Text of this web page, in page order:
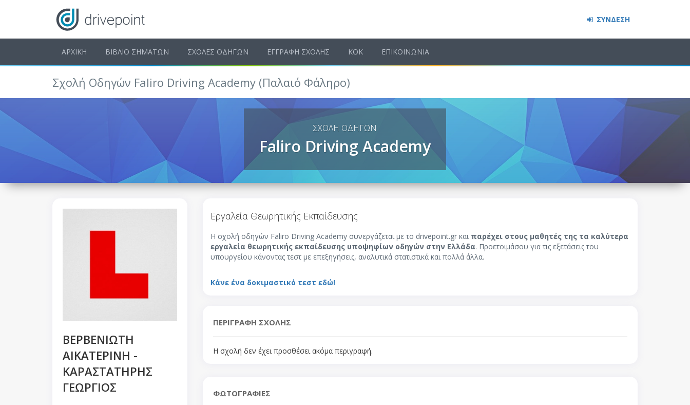
ΣΥΝΔΕΣΗ
ΑΡΧΙΚΗ ΒΙΒΛΙΟ ΣΗΜΑΤΩΝ ΣΧΟΛΕΣ ΟΔΗΓΩΝ ΕΓΓΡΑΦΗ ΣΧΟΛΗΣ ΚΟΚ ΕΠΙΚΟΙΝΩΝΙΑ
Σχολή Οδηγών Faliro Driving Academy (Παλαιό Φάληρο)
ΣΧΟΛΗ ΟΔΗΓΩΝ
Faliro Driving Academy
ΒΕΡΒΕΝΙΩΤΗ
ΑΙΚΑΤΕΡΙΝΗ -
ΚΑΡΑΣΤΑΤΗΡΗΣ
ΓΕΩΡΓΙΟΣ
Εργαλεία Θεωρητικής Εκπαίδευσης
Η σχολή οδηγών Faliro Driving Academy συνεργάζεται με το drivepoint.gr και παρέχει στους μαθητές της τα καλύτερα
εργαλεία θεωρητικής εκπαίδευσης υποψηφίων οδηγών στην Ελλάδα. Προετοιμάσου για τις εξετάσεις του
υπουργείου κάνοντας τεστ με επεξηγήσεις, αναλυτικά στατιστικά και πολλά άλλα.
Κάνε ένα δοκιμαστικό τεστ εδώ!
ΠΕΡΙΓΡΑΦΗ ΣΧΟΛΗΣ
Η σχολή δεν έχει προσθέσει ακόμα περιγραφή.
ΦΩΤΟΓΡΑΦΙΕΣ